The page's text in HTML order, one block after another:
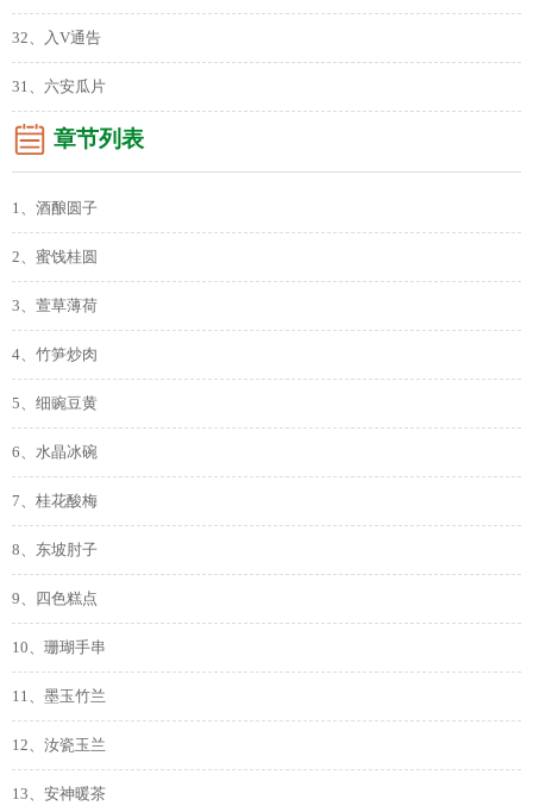
32、入V通告
31、六安瓜片
章节列表
1、酒酿圆子
2、蜜饯桂圆
3、萱草薄荷
4、竹笋炒肉
5、细豌豆黄
6、水晶冰碗
7、桂花酸梅
8、东坡肘子
9、四色糕点
10、珊瑚手串
11、墨玉竹兰
12、汝瓷玉兰
13、安神暖茶